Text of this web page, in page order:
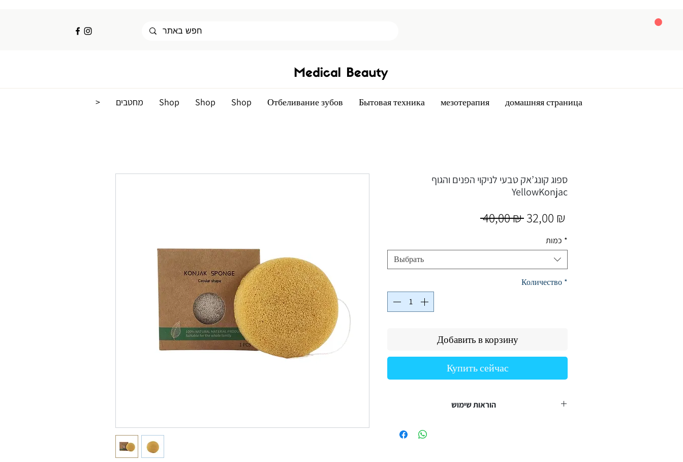
домашняя страница
мезотерапия
Бытовая техника
Отбеливание зубов
Shop
Shop
Shop מחטבים <
ספוג קונג’אק טבעי לניקוי הפנים והגוף
YellowKonjac
40,00 ₪ Обычная
32,00 ₪
כמות *
Выбрать
Количество *
Добавить в корзину
Купить сейчас
הוראות שימוש
• יש להשרות את הספוג במים חמימים עד שהוא מתרכך